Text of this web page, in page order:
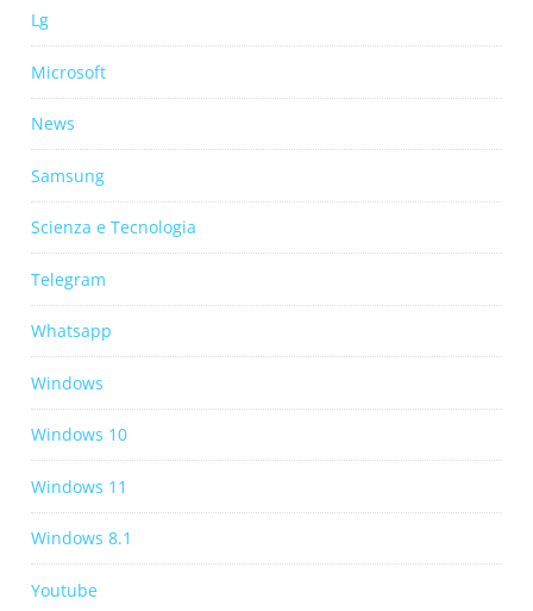
Lg
Microsoft
News
Samsung
Scienza e Tecnologia
Telegram
Whatsapp
Windows
Windows 10
Windows 11
Windows 8.1
Youtube